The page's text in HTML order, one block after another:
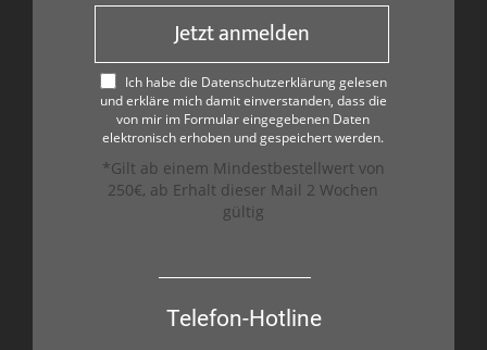
Jetzt anmelden
Ich habe die Datenschutzerklärung gelesen
und erkläre mich damit einverstanden, dass die
von mir im Formular eingegebenen Daten
elektronisch erhoben und gespeichert werden.
*Gilt ab einem Mindestbestellwert von
250€, ab Erhalt dieser Mail 2 Wochen
gültig
Telefon-Hotline